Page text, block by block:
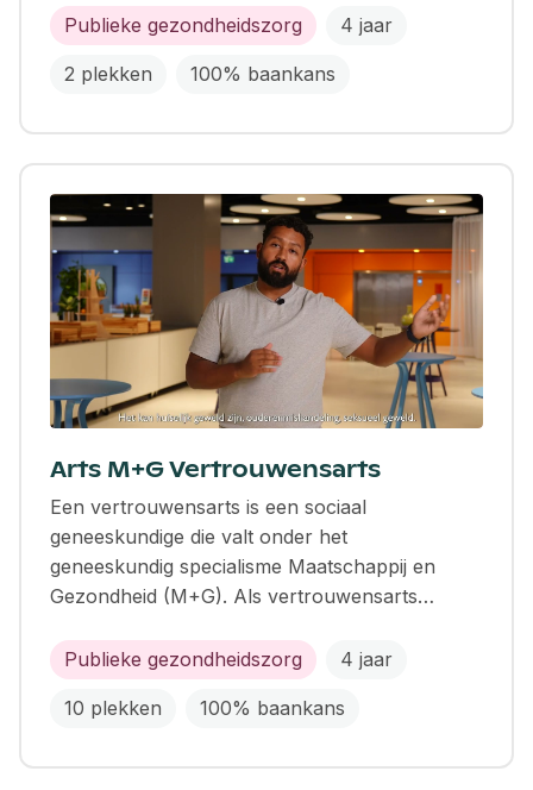
Publieke gezondheidszorg 4 jaar
2 plekken 100% baankans
Arts M+G Vertrouwensarts
Een vertrouwensarts is een sociaal
geneeskundige die valt onder het
geneeskundig specialisme Maatschappij en
Gezondheid (M+G). Als vertrouwensarts…
Publieke gezondheidszorg 4 jaar
10 plekken 100% baankans